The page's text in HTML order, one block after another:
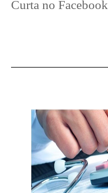
Curta no Facebook